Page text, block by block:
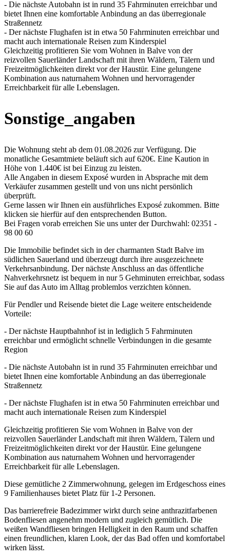
- Die nächste Autobahn ist in rund 35 Fahrminuten erreichbar und
bietet Ihnen eine komfortable Anbindung an das überregionale
Straßennetz
- Der nächste Flughafen ist in etwa 50 Fahrminuten erreichbar und
macht auch internationale Reisen zum Kinderspiel
Gleichzeitig profitieren Sie vom Wohnen in Balve von der
reizvollen Sauerländer Landschaft mit ihren Wäldern, Tälern und
Freizeitmöglichkeiten direkt vor der Haustür. Eine gelungene
Kombination aus naturnahem Wohnen und hervorragender
Erreichbarkeit für alle Lebenslagen.
Sonstige_angaben
Die Wohnung steht ab dem 01.08.2026 zur Verfügung. Die
monatliche Gesamtmiete beläuft sich auf 620€. Eine Kaution in
Höhe von 1.440€ ist bei Einzug zu leisten.
Alle Angaben in diesem Exposé wurden in Absprache mit dem
Verkäufer zusammen gestellt und von uns nicht persönlich
überprüft.
Gerne lassen wir Ihnen ein ausführliches Exposé zukommen. Bitte
klicken sie hierfür auf den entsprechenden Button.
Bei Fragen vorab erreichen Sie uns unter der Durchwahl: 02351 -
98 00 60
Die Immobilie befindet sich in der charmanten Stadt Balve im
südlichen Sauerland und überzeugt durch ihre ausgezeichnete
Verkehrsanbindung. Der nächste Anschluss an das öffentliche
Nahverkehrsnetz ist bequem in nur 5 Gehminuten erreichbar, sodass
Sie auf das Auto im Alltag problemlos verzichten können.
Für Pendler und Reisende bietet die Lage weitere entscheidende
Vorteile:
- Der nächste Hauptbahnhof ist in lediglich 5 Fahrminuten
erreichbar und ermöglicht schnelle Verbindungen in die gesamte
Region
- Die nächste Autobahn ist in rund 35 Fahrminuten erreichbar und
bietet Ihnen eine komfortable Anbindung an das überregionale
Straßennetz
- Der nächste Flughafen ist in etwa 50 Fahrminuten erreichbar und
macht auch internationale Reisen zum Kinderspiel
Gleichzeitig profitieren Sie vom Wohnen in Balve von der
reizvollen Sauerländer Landschaft mit ihren Wäldern, Tälern und
Freizeitmöglichkeiten direkt vor der Haustür. Eine gelungene
Kombination aus naturnahem Wohnen und hervorragender
Erreichbarkeit für alle Lebenslagen.
Diese gemütliche 2 Zimmerwohnung, gelegen im Erdgeschoss eines
9 Familienhauses bietet Platz für 1-2 Personen.
Das barrierefreie Badezimmer wirkt durch seine anthrazitfarbenen
Bodenfliesen angenehm modern und zugleich gemütlich. Die
weißen Wandfliesen bringen Helligkeit in den Raum und schaffen
einen freundlichen, klaren Look, der das Bad offen und komfortabel
wirken lässt.